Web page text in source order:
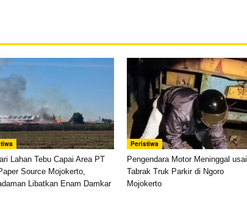
Lahan Tebu Capai Area PT
Source Mojokerto,
Libatkan Enam Damkar
Peristiwa
Pengendara Motor Meninggal usai
Tabrak Truk Parkir di Ngoro
Mojokerto